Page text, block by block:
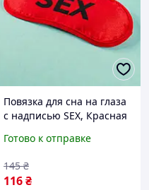
Повязка для сна на глаза
с надписью SEX, Красная
для взрослых)
Готово к отправке
116₴
145 ₴